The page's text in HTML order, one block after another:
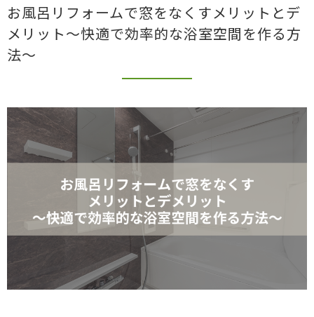
お風呂リフォームで窓をなくすメリットとデ
メリット〜快適で効率的な浴室空間を作る方
法〜